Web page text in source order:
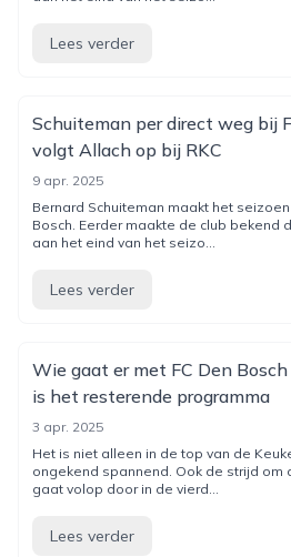
Lees verder
Schuiteman per direct weg bij
volgt Allach op bij RKC
9 apr. 2025
Bernard Schuiteman maakt het
Bosch. Eerder maakte de club bekend
aan het eind van het seizo...
Lees verder
Wie gaat er met FC Den
is het resterende programma
3 apr. 2025
Het is niet alleen in de top van de
ongekend spannend. Ook de strijd
gaat volop door in de vierd...
Lees verder